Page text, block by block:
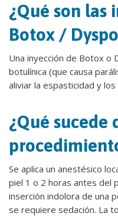
¿Qué son las
Botox /
Una inyección de Botox o
botulínica (que causa
aliviar la espasticidad y
¿Qué sucede
Se aplica un anestésico
piel 1 o 2 horas antes del
inserción indolora de una
se requiere sedación. La